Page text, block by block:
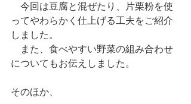
今回は豆腐と混ぜたり、片栗粉を使
ってやわらかく仕上げる工夫をご紹介
しました。
また、食べやすい野菜の組み合わせ
についてもお伝えしました。
そのほか、